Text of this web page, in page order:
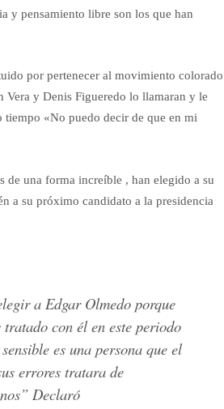
y pensamiento libre son los que han
por pertenecer al movimiento colorado
y Denis Figueredo lo llamaran y le
tiempo «No puedo decir de que en mi
de una forma increíble , han elegido a su
a su próximo candidato a la presidencia
a Edgar Olmedo porque
con él en este periodo
es una persona que el
errores tratara de
Declaró